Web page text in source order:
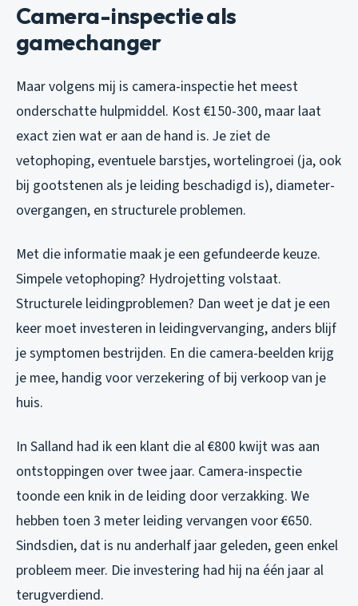
Camera-inspectie als
gamechanger
Maar volgens mij is camera-inspectie het meest
onderschatte hulpmiddel. Kost €150-300, maar laat
exact zien wat er aan de hand is. Je ziet de
vetophoping, eventuele barstjes, wortelingroei (ja, ook
bij gootstenen als je leiding beschadigd is), diameter-
overgangen, en structurele problemen.
Met die informatie maak je een gefundeerde keuze.
Simpele vetophoping? Hydrojetting volstaat.
Structurele leidingproblemen? Dan weet je dat je een
keer moet investeren in leidingvervanging, anders blijf
je symptomen bestrijden. En die camera-beelden krijg
je mee, handig voor verzekering of bij verkoop van je
huis.
In Salland had ik een klant die al €800 kwijt was aan
ontstoppingen over twee jaar. Camera-inspectie
toonde een knik in de leiding door verzakking. We
hebben toen 3 meter leiding vervangen voor €650.
Sindsdien, dat is nu anderhalf jaar geleden, geen enkel
probleem meer. Die investering had hij na één jaar al
terugverdiend.